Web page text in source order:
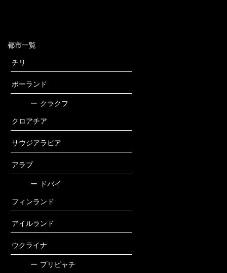
都市一覧
チリ
ポーランド
ー クラクフ
クロアチア
サウジアラビア
アラブ
ー ドバイ
フィンランド
アイルランド
ウクライナ
ー プリピャチ